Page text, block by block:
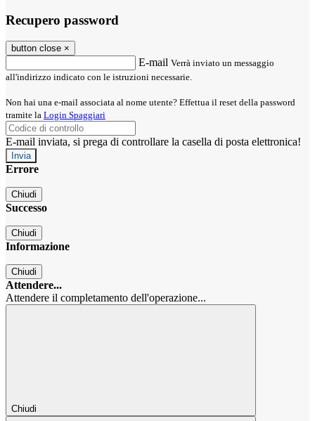
Recupero password
button close ×
E-mail Verrà inviato un messaggio
all'indirizzo indicato con le istruzioni necessarie.
Non hai una e-mail associata al nome utente? Effettua il reset della password
tramite la Login Spaggiari
E-mail inviata, si prega di controllare la casella di posta elettronica!
Errore
Chiudi
Successo
Chiudi
Informazione
Chiudi
Attendere...
Attendere il completamento dell'operazione...
Chiudi